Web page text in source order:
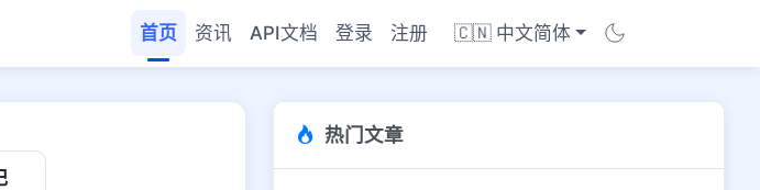
首页 资讯 API文档 登录 注册 🇨🇳 中文简体
热门文章